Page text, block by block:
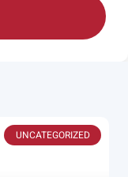
UNCATEGORIZED